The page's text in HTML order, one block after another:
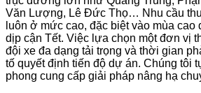
Văn Lượng, Lê Đức Thọ… Nhu cầu
luôn ở mức cao, đặc biệt vào mùa cao
dịp cận Tết. Việc lựa chọn một đơn vị
đội xe đa dạng tải trọng và thời gian
tố quyết định tiến độ dự án. Chúng tôi
phong cung cấp giải pháp nâng hạ